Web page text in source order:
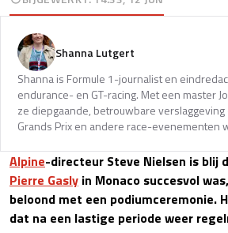
Shanna Lutgert
Shanna is Formule 1-journalist en
endurance- en GT-racing. Met een master
ze diepgaande, betrouwbare
Grands Prix en andere race-evenementen
Alpine-directeur Steve Nielsen is
Pierre Gasly in Monaco succesvol
beloond met een podiumceremonie.
dat na een lastige periode weer